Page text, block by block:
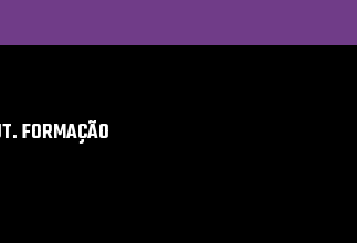
FORMAÇÃO